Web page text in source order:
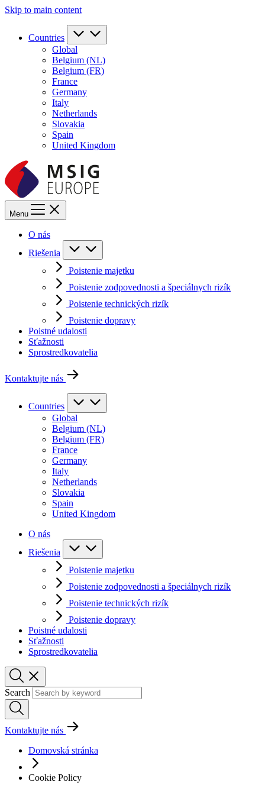
Skip to main content
Countries
Global
Belgium (NL)
Belgium (FR)
France
Germany
Italy
Netherlands
Slovakia
Spain
United Kingdom
Menu
O nás
Riešenia
Poistenie majetku
Poistenie zodpovednosti a špeciálnych rizík
Poistenie technických rizík
Poistenie dopravy
Poistné udalosti
Sťažnosti
Sprostredkovatelia
Kontaktujte nás
Countries
Global
Belgium (NL)
Belgium (FR)
France
Germany
Italy
Netherlands
Slovakia
Spain
United Kingdom
O nás
Riešenia
Poistenie majetku
Poistenie zodpovednosti a špeciálnych rizík
Poistenie technických rizík
Poistenie dopravy
Poistné udalosti
Sťažnosti
Sprostredkovatelia
Search
Kontaktujte nás
Domovská stránka
Cookie Policy